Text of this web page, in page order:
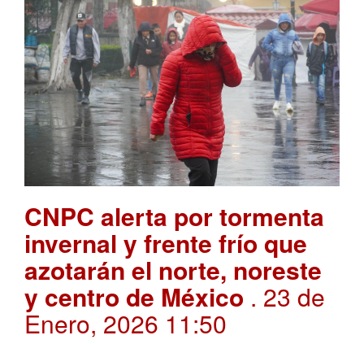
CNPC alerta por tormenta
invernal y frente frío que
azotarán el norte, noreste
y centro de México . 23 de
Enero, 2026 11:50